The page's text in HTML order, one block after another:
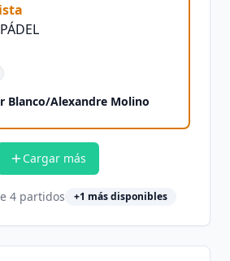
Blanco/Alexandre Molino
Cargar más
4partidos +1 más disponibles